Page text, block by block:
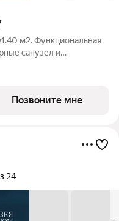
м2. Функциональная
санузел и
на 22-м этаже 24-
Позвоните мне
24